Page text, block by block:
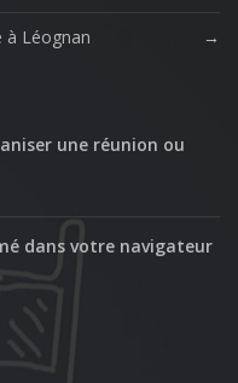
à Léognan
une réunion ou
dans votre navigateur